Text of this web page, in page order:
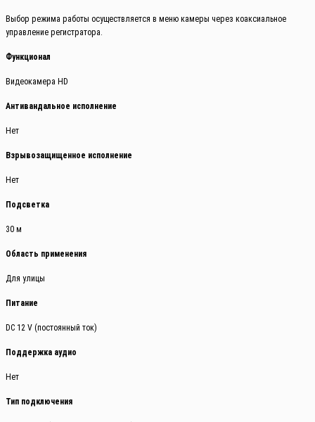
Выбор режима работы осуществляется в меню камеры через коаксиальное
управление регистратора.
Функционал
Видеокамера HD
Антивандальное исполнение
Нет
Взрывозащищенное исполнение
Нет
Подсветка
30 м
Область применения
Для улицы
Питание
DC 12 V (постоянный ток)
Поддержка аудио
Нет
Тип подключения